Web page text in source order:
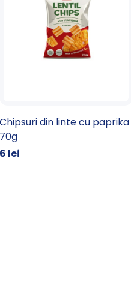
Chipsuri din linte cu paprika
70g
6 lei